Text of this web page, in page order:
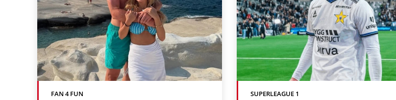
FAN 4 FUN SUPERLEAGUE 1